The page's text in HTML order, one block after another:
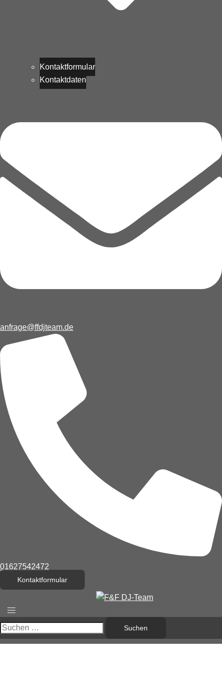
Kontaktformular
Kontaktdaten
anfrage@ffdjteam.de
01627542472
Kontaktformular
Menü
umschalten
Suchen
nach: